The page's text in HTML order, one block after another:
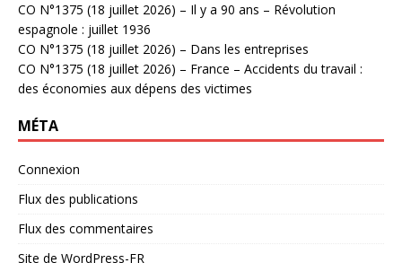
CO N°1375 (18 juillet 2026) – Il y a 90 ans – Révolution
espagnole : juillet 1936
CO N°1375 (18 juillet 2026) – Dans les entreprises
CO N°1375 (18 juillet 2026) – France – Accidents du travail :
des économies aux dépens des victimes
MÉTA
Connexion
Flux des publications
Flux des commentaires
Site de WordPress-FR